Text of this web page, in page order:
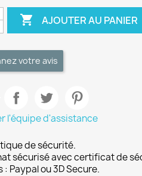
 AJOUTER AU PANIER
votre avis
l'équipe d'assistance
de sécurité.
sécurisé avec certificat de
: Paypal ou 3D Secure.